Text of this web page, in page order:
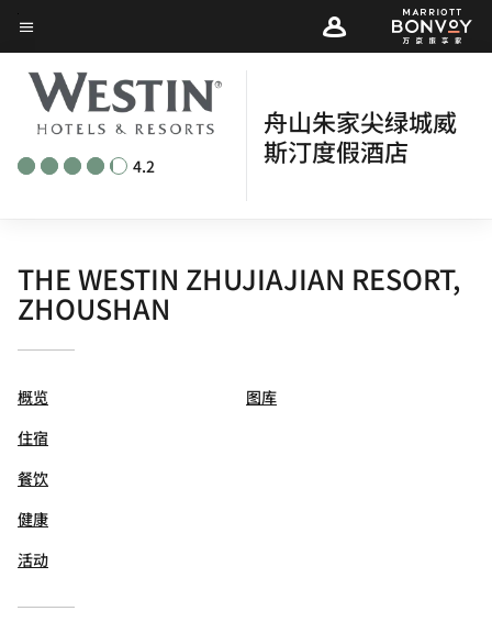
Skip
to
main
content
菜单文本
4.2
舟山朱家尖绿城威
斯汀度假酒店
THE WESTIN ZHUJIAJIAN RESORT,
ZHOUSHAN
概览
住宿
餐饮
健康
活动
图库